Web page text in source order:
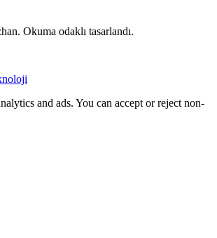
Okuma odaklı tasarlandı.
and ads. You can accept or reject non-